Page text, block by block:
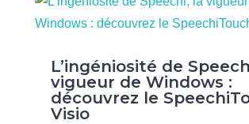
L’ingéniosité de
vigueur de Windows :
découvrez le
Visio